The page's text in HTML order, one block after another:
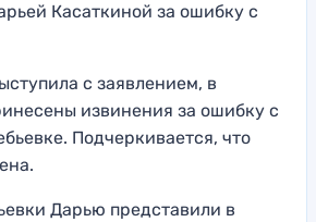
Касаткиной за ошибку с
с заявлением, в
извинения за ошибку с
Подчеркивается, что
Дарью представили в